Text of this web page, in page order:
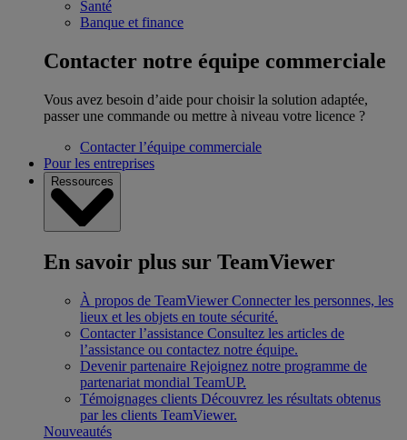
Santé
Banque et finance
Contacter notre équipe commerciale
Vous avez besoin d’aide pour choisir la solution adaptée,
passer une commande ou mettre à niveau votre licence ?
Contacter l’équipe commerciale
Pour les entreprises
Ressources
En savoir plus sur TeamViewer
À propos de TeamViewer Connecter les personnes, les
lieux et les objets en toute sécurité.
Contacter l’assistance Consultez les articles de
l’assistance ou contactez notre équipe.
Devenir partenaire Rejoignez notre programme de
partenariat mondial TeamUP.
Témoignages clients Découvrez les résultats obtenus
par les clients TeamViewer.
Nouveautés